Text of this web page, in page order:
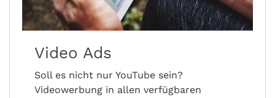
Video Ads
Soll es nicht nur YouTube sein?
Videowerbung in allen verfügbaren